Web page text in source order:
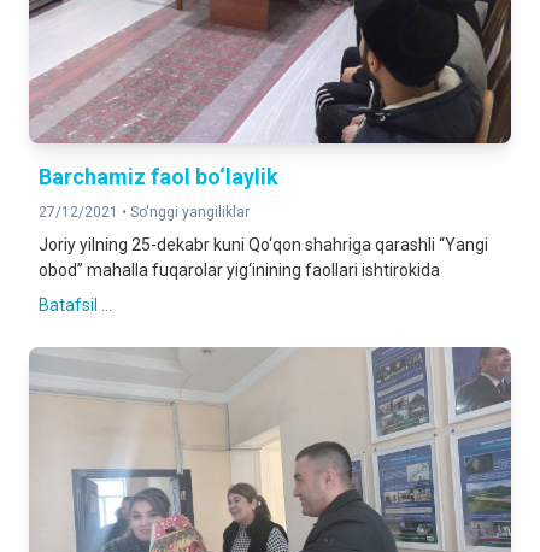
Вarchamiz faol bo‘laylik
27/12/2021 • So'nggi yangiliklar
Joriy yilning 25-dekabr kuni Qo‘qon shahriga qarashli “Yangi
obod” mahalla fuqarolar yig‘inining faollari ishtirokida
Batafsil ...